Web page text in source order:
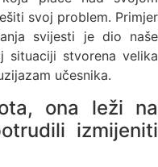
svoj problem. Primjer
svijesti je dio naše
situaciji stvorena velika
učesnika.
ona leži na
izmijeniti